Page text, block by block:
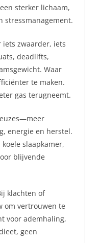
sterker lichaam,
stressmanagement.
zwaarder, iets
deadlifts,
Waar
te maken.
gas terugneemt.
energie en herstel.
slaapkamer,
blijvende
klachten of
om vertrouwen te
voor ademhaling,
geen